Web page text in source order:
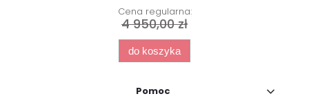
Cena regularna:
4 950,00 zł
do koszyka
Pomoc